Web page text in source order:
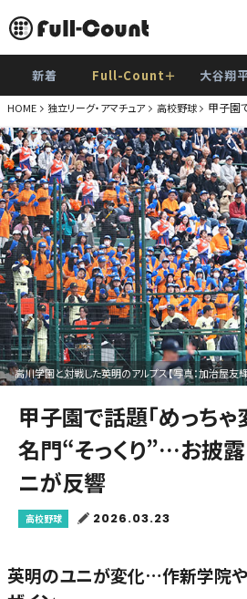
新着 Full-Count＋ 大谷翔
HOME 独立リーグ・アマチュア 高校野球 甲子園
高川学園と対戦した英明のアルプス【写真：加治屋友
甲子園で話題「めっちゃ
名門“そっくり”…お披
ニが反響
高校野球 2026.03.23
英明のユニが変化…作新学院